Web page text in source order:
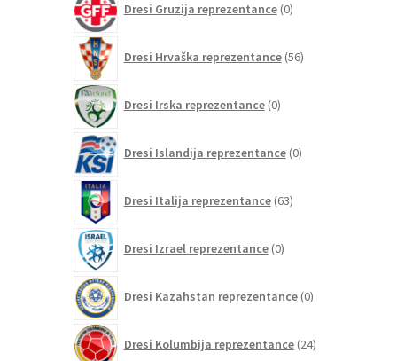
Dresi Gruzija reprezentance 0izdelkov
Dresi Hrvaška reprezentance 56izdelkov
Dresi Irska reprezentance 0izdelkov
Dresi Islandija reprezentance 0izdelkov
Dresi Italija reprezentance 63izdelkov
Dresi Izrael reprezentance 0izdelkov
Dresi Kazahstan reprezentance 0izdelkov
Dresi Kolumbija reprezentance 24izdelkov